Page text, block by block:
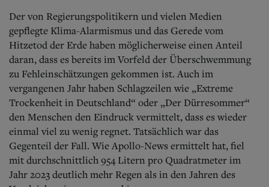
Der von Regierungspolitikern und vielen Medien
gepflegte Klima-Alarmismus und das Gerede vom
Hitzetod der Erde haben möglicherweise einen Anteil
daran, dass es bereits im Vorfeld der Überschwemmung
zu Fehleinschätzungen gekommen ist. Auch im
vergangenen Jahr haben Schlagzeilen wie „Extreme
Trockenheit in Deutschland“ oder „Der Dürresommer“
den Menschen den Eindruck vermittelt, dass es wieder
einmal viel zu wenig regnet. Tatsächlich war das
Gegenteil der Fall. Wie Apollo-News ermittelt hat, fiel
mit durchschnittlich 954 Litern pro Quadratmeter im
Jahr 2023 deutlich mehr Regen als in den Jahren des